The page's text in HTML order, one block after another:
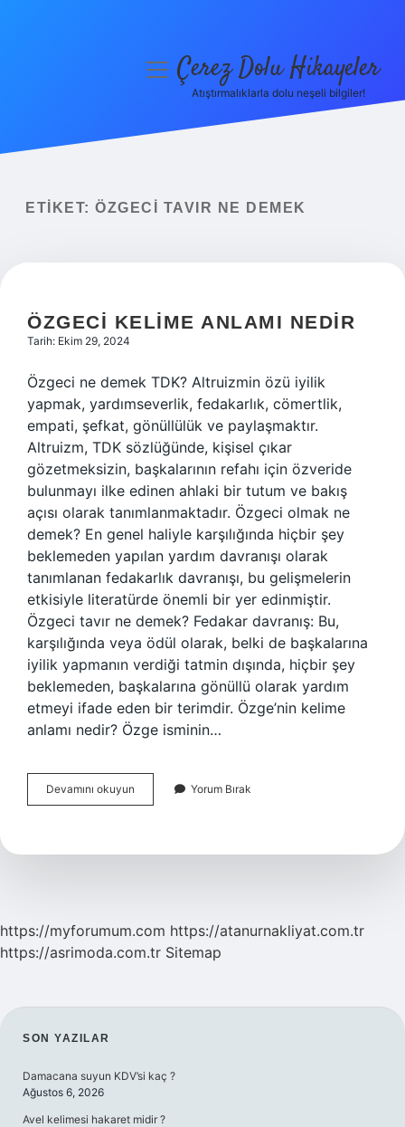
Yasal Uyarı
menüyüÇerez Dolu Hikayeler
Atıştırmalıklarla dolu neşeli bilgiler!
ETIKET: ÖZGECI TAVIR NE DEMEK
ÖZGECI KELIME ANLAMI NEDIR
Tarih: Ekim 29, 2024
Özgeci ne demek TDK? Altruizmin özü iyilik
yapmak, yardımseverlik, fedakarlık, cömertlik,
empati, şefkat, gönüllülük ve paylaşmaktır.
Altruizm, TDK sözlüğünde, kişisel çıkar
gözetmeksizin, başkalarının refahı için özveride
bulunmayı ilke edinen ahlaki bir tutum ve bakış
açısı olarak tanımlanmaktadır. Özgeci olmak ne
demek? En genel haliyle karşılığında hiçbir şey
beklemeden yapılan yardım davranışı olarak
tanımlanan fedakarlık davranışı, bu gelişmelerin
etkisiyle literatürde önemli bir yer edinmiştir.
Özgeci tavır ne demek? Fedakar davranış: Bu,
karşılığında veya ödül olarak, belki de başkalarına
iyilik yapmanın verdiği tatmin dışında, hiçbir şey
beklemeden, başkalarına gönüllü olarak yardım
etmeyi ifade eden bir terimdir. Özge’nin kelime
anlamı nedir? Özge isminin…
Devamını okuyun
Kelime
Yorum Bırak
https://myforumum.com https://atanurnakliyat.com.tr
https://asrimoda.com.tr Sitemap
SIDEBAR
SON YAZILAR
Damacana suyun KDV’si kaç ?
Ağustos 6, 2026
Avel kelimesi hakaret midir ?